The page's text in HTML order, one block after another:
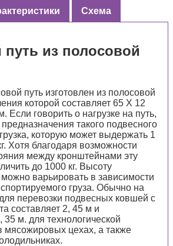
Схема
из полосовой
путь изготовлен из полосовой
которой составляет 65 Х 12
говорить о нагрузке на путь,
такого подвесного
которую может выдержать 1
Хотя благодаря возможности
между кронштейнами эту
до 1000 кг. Высоту
варьировать в зависимости
груза. Обычно на
перевозки подвесных ковшей с
составляет 2, 45 м и
35 м. для технологической
мясожировых цехах, а также